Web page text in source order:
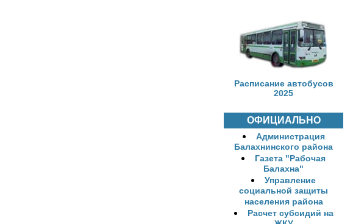
Расписание автобусов
2025
ОФИЦИАЛЬНО
Администрация
Балахнинского района
Газета "Рабочая
Балахна"
Управление
социальной защиты
населения района
Расчет субсидий на